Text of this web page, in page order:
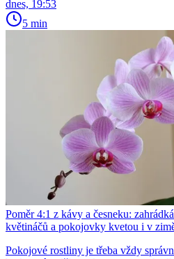
dnes, 19:53
5 min
Poměr 4:1 z kávy a česneku:
květináčů a pokojovky kvetou i v
Pokojové rostliny je třeba vždy